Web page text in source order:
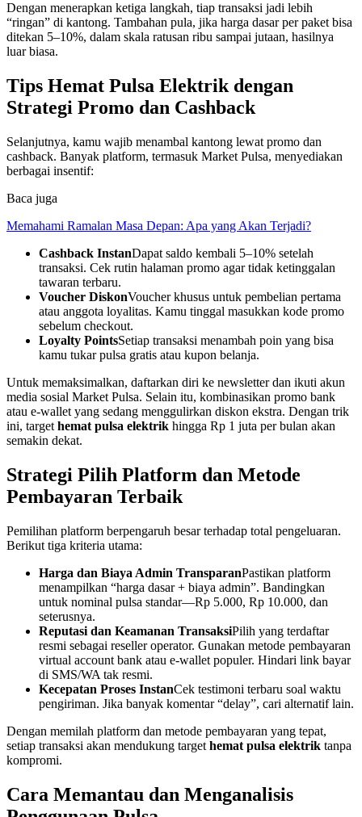
Dengan menerapkan ketiga langkah, tiap transaksi jadi lebih
“ringan” di kantong. Tambahan pula, jika harga dasar per paket bisa
ditekan 5–10%, dalam skala ratusan ribu sampai jutaan, hasilnya
luar biasa.
Tips Hemat Pulsa Elektrik dengan
Strategi Promo dan Cashback
Selanjutnya, kamu wajib menambal kantong lewat promo dan
cashback. Banyak platform, termasuk Market Pulsa, menyediakan
berbagai insentif:
Baca juga
Memahami Ramalan Masa Depan: Apa yang Akan Terjadi?
Cashback InstanDapat saldo kembali 5–10% setelah
transaksi. Cek rutin halaman promo agar tidak ketinggalan
tawaran terbaru.
Voucher DiskonVoucher khusus untuk pembelian pertama
atau anggota loyalitas. Kamu tinggal masukkan kode promo
sebelum checkout.
Loyalty PointsSetiap transaksi menambah poin yang bisa
kamu tukar pulsa gratis atau kupon belanja.
Untuk memaksimalkan, daftarkan diri ke newsletter dan ikuti akun
media sosial Market Pulsa. Selain itu, kombinasikan promo bank
atau e‑wallet yang sedang menggulirkan diskon ekstra. Dengan trik
ini, target hemat pulsa elektrik hingga Rp 1 juta per bulan akan
semakin dekat.
Strategi Pilih Platform dan Metode
Pembayaran Terbaik
Pemilihan platform berpengaruh besar terhadap total pengeluaran.
Berikut tiga kriteria utama:
Harga dan Biaya Admin TransparanPastikan platform
menampilkan “harga dasar + biaya admin”. Bandingkan
untuk nominal pulsa standar—Rp 5.000, Rp 10.000, dan
seterusnya.
Reputasi dan Keamanan TransaksiPilih yang terdaftar
resmi sebagai reseller operator. Gunakan metode pembayaran
virtual account bank atau e‑wallet populer. Hindari link bayar
di SMS/WA tak resmi.
Kecepatan Proses InstanCek testimoni terbaru soal waktu
pengiriman. Jika banyak komentar “delay”, cari alternatif lain.
Dengan memilah platform dan metode pembayaran yang tepat,
setiap transaksi akan mendukung target hemat pulsa elektrik tanpa
kompromi.
Cara Memantau dan Menganalisis